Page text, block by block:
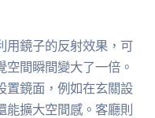
用鏡子的反射效果，可
間瞬間變大了一倍。
置鏡面，例如在玄關設
能擴大空間感。客廳則